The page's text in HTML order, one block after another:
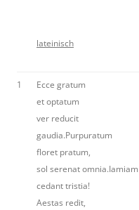
lateinisch
1
Ecce gratum
et optatum
ver reducit
gaudia.Purpuratum
floret pratum,
sol serenat omnia.Iamiam
cedant tristia!
Aestas redit,